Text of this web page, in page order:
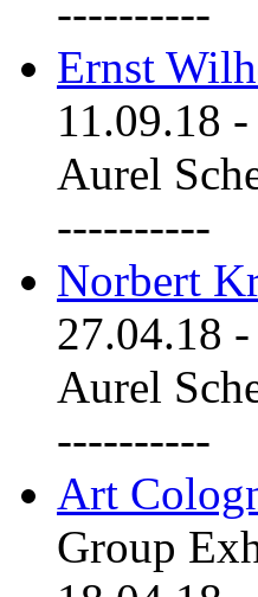
----------
Ernst
11.09.18 -
Aurel
----------
Norbert
27.04.18 -
Aurel
----------
Art
Group